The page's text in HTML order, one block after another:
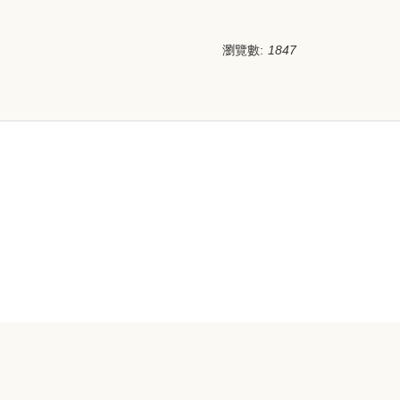
瀏覽數: 1847